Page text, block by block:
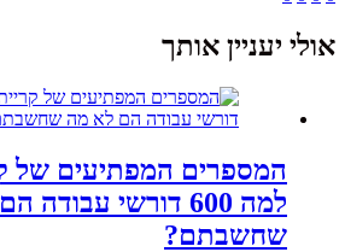
אולי יעניין אותך
המספרים המפתיעים של
למה 600 דורשי
שחשבתם?